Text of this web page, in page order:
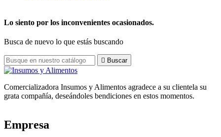
Lo siento por los inconvenientes ocasionados.
Busca de nuevo lo que estás buscando
 Buscar
Comercializadora Insumos y Alimentos agradece a su clientela su
grata compañía, deseándoles bendiciones en estos momentos.
Empresa